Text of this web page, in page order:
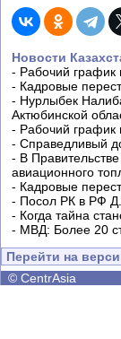
Новости
- Рабочий график
- Кадровые
- Нурлыбек
Актюбинской
- Рабочий график
- Справедливый
- В
авиационного
- Кадровые
- Посол РК в РФ
- Когда тайна
- МВД: Более 20
Перейти на
© CentrAsia